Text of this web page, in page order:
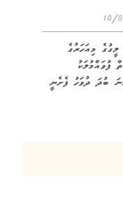
މިއަހަރުގެ
ފުވައްމުލަކު
ބުދަ ދުވަހު ފެށެނީ